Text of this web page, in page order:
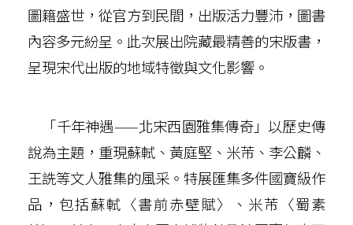
圖籍盛世，從官方到民間，出版活力豐沛，圖書
內容多元紛呈。此次展出院藏最精善的宋版書，
呈現宋代出版的地域特徵與文化影響。
「千年神遇——北宋西園雅集傳奇」以歷史傳
說為主題，重現蘇軾、黃庭堅、米芾、李公麟、
王詵等文人雅集的風采。特展匯集多件國寶級作
品，包括蘇軾〈書前赤壁賦〉、米芾〈蜀素